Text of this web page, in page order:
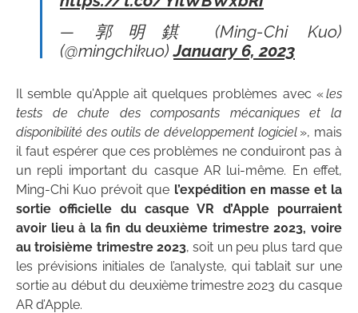
— 郭明錤 (Ming-Chi Kuo)
(@mingchikuo)January 6, 2023
Il semble qu’Apple ait quelques problèmes avec «les
tests de chute des composants mécaniques et la
disponibilité des outils de développement logiciel », mais
il faut espérer que ces problèmes ne conduiront pas à
un repli important du casque AR lui-même. En effet,
Ming-Chi Kuo prévoit que l’expédition en masse et la
sortie officielle du casque VR d’Apple pourraient
avoir lieu à la fin du deuxième trimestre 2023, voire
au troisième trimestre 2023, soit un peu plus tard que
les prévisions initiales de l’analyste, qui tablait sur une
sortie au début du deuxième trimestre 2023 du casque
AR d’Apple.